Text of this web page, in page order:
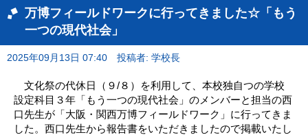
万博フィールドワークに行ってきました☆「もう
一つの現代社会」
2025年09月13日 07:40 投稿者: 学校長
文化祭の代休日（９/８）を利用して、本校独自つの学校
設定科目３年「もう一つの現代社会」のメンバーと担当の西
口先生が「大阪・関西万博フィールドワーク」に行ってきま
した。西口先生から報告書をいただきましたので掲載いたし